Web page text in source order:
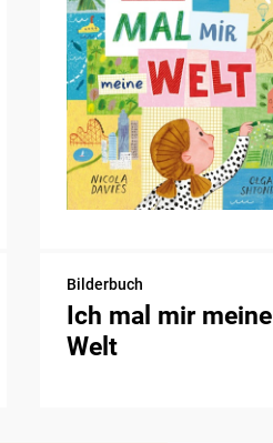
Bilderbuch
Ich mal mir meine
Welt